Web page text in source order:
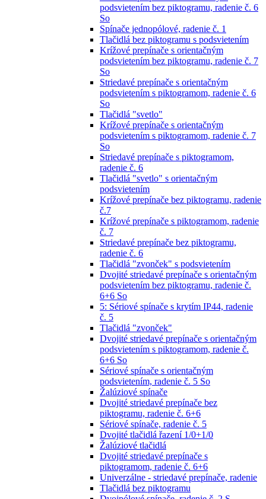
podsvietením bez piktogramu, radenie č. 6
So
Spínače jednopólové, radenie č. 1
Tlačidlá bez piktogramu s podsvietením
Krížové prepínače s orientačným
podsvietením bez piktogramu, radenie č. 7
So
Striedavé prepínače s orientačným
podsvietením s piktogramom, radenie č. 6
So
Tlačidlá "svetlo"
Krížové prepínače s orientačným
podsvietením s piktogramom, radenie č. 7
So
Striedavé prepínače s piktogramom,
radenie č. 6
Tlačidlá "svetlo" s orientačným
podsvietením
Krížové prepínače bez piktogramu, radenie
č.7
Krížové prepínače s piktogramom, radenie
č. 7
Striedavé prepínače bez piktogramu,
radenie č. 6
Tlačidlá "zvonček" s podsvietením
Dvojité striedavé prepínače s orientačným
podsvietením bez piktogramu, radenie č.
6+6 So
5: Sériové spínače s krytím IP44, radenie
č. 5
Tlačidlá "zvonček"
Dvojité striedavé prepínače s orientačným
podsvietením s piktogramom, radenie č.
6+6 So
Sériové spínače s orientačným
podsvietením, radenie č. 5 So
Žalúziové spínače
Dvojité striedavé prepínače bez
piktogramu, radenie č. 6+6
Sériové spínače, radenie č. 5
Dvojité tlačidlá řazení 1/0+1/0
Žalúziové tlačidlá
Dvojité striedavé prepínače s
piktogramom, radenie č. 6+6
Univerzálne - striedavé prepínače, radenie
Tlačidlá bez piktogramu